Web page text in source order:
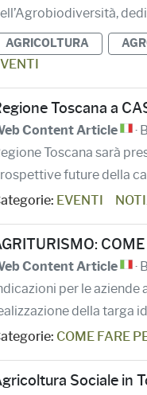
AGRICOLTURA
Toscana a
Content Article ·
Toscana sarà
future della
EVENTI
Content Article ·
per le
della targa
COME FARE
Sociale in